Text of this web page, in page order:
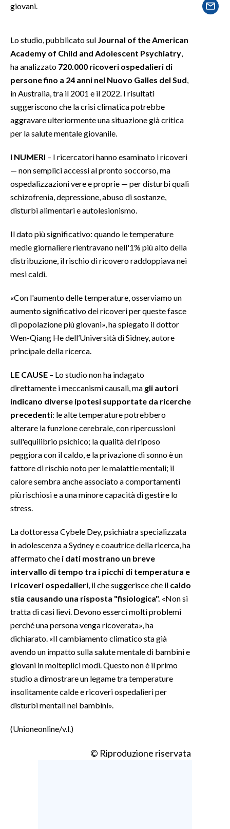
SARDEGNA TURISMO
#CARAUNIONE
3 MINUTI CON
INSULARITÀ
INFO AZIENDE
ANNUNCI
NECROLOGI
SPIAGGE
giovani.
Lo studio, pubblicato sul Journal of the American
Academy of Child and Adolescent Psychiatry
ha analizzato 720.000 ricoveri ospedalieri di
persone fino a 24 anni nel Nuovo Galles del Sud
in Australia, tra il 2001 e il 2022. I risultati
suggeriscono che la crisi climatica potrebbe
aggravare ulteriormente una situazione già critica
per la salute mentale giovanile.
I NUMERI – I ricercatori hanno esaminato i ricoveri
— non semplici accessi al pronto soccorso, ma
ospedalizzazioni vere e proprie — per disturbi quali
schizofrenia, depressione, abuso di sostanze,
disturbi alimentari e autolesionismo.
Il dato più significativo: quando le temperature
medie giornaliere rientravano nell'1% più alto della
distribuzione, il rischio di ricovero raddoppiava nei
mesi caldi.
«Con l'aumento delle temperature, osserviamo un
aumento significativo dei ricoveri per queste fasce
di popolazione più giovani», ha spiegato il dottor
Wen-Qiang He dell’Università di Sidney, autore
principale della ricerca.
LE CAUSE – Lo studio non ha indagato
direttamente i meccanismi causali, ma gli autori
indicano diverse ipotesi supportate da ricerche
precedenti: le alte temperature potrebbero
alterare la funzione cerebrale, con ripercussioni
sull'equilibrio psichico; la qualità del riposo
peggiora con il caldo, e la privazione di sonno è un
fattore di rischio noto per le malattie mentali; il
calore sembra anche associato a comportamenti
più rischiosi e a una minore capacità di gestire lo
stress.
La dottoressa Cybele Dey, psichiatra specializzata
in adolescenza a Sydney e coautrice della ricerca, ha
affermato che i dati mostrano un breve
intervallo di tempo tra i picchi di temperatura e
i ricoveri ospedalieri , il che suggerisce che il caldo
stia causando una risposta "fisiologica". «Non si
tratta di casi lievi. Devono esserci molti problemi
perché una persona venga ricoverata», ha
dichiarato. «Il cambiamento climatico sta già
avendo un impatto sulla salute mentale di bambini e
giovani in molteplici modi. Questo non è il primo
studio a dimostrare un legame tra temperature
insolitamente calde e ricoveri ospedalieri per
disturbi mentali nei bambini».
(Unioneonline/v.l.)
© Riproduzione riservata